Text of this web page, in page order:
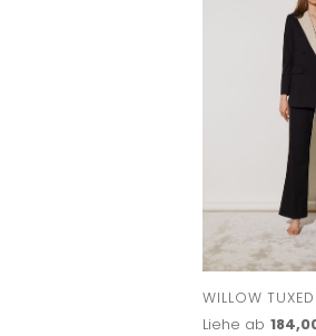
WILLOW
Liehe ab